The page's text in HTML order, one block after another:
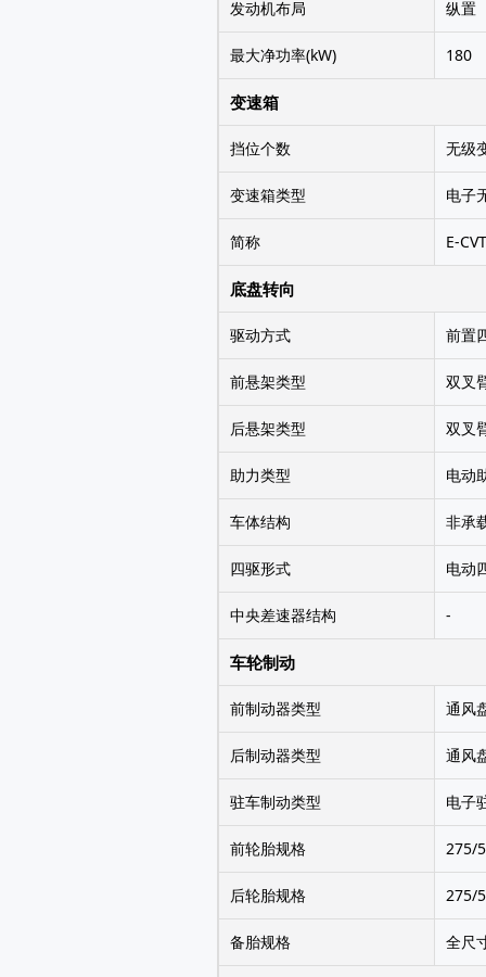
发动机布局 纵置
最大净功率(kW) 180
变速箱
挡位个数 无级
变速箱类型 电子
简称 E-
底盘转向
驱动方式 前置
前悬架类型 双叉
后悬架类型 双叉
助力类型 电动
车体结构 非承
四驱形式 电动
中央差速器结构 -
车轮制动
前制动器类型 通风
后制动器类型 通风
驻车制动类型 电子
前轮胎规格 275/
后轮胎规格 275/
备胎规格 全尺